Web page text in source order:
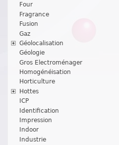
Four
Fragrance
Fusion
Gaz
Géolocalisation
Géologie
Gros Electroménager
Homogénéisation
Horticulture
Hottes
ICP
Identification
Impression
Indoor
Industrie